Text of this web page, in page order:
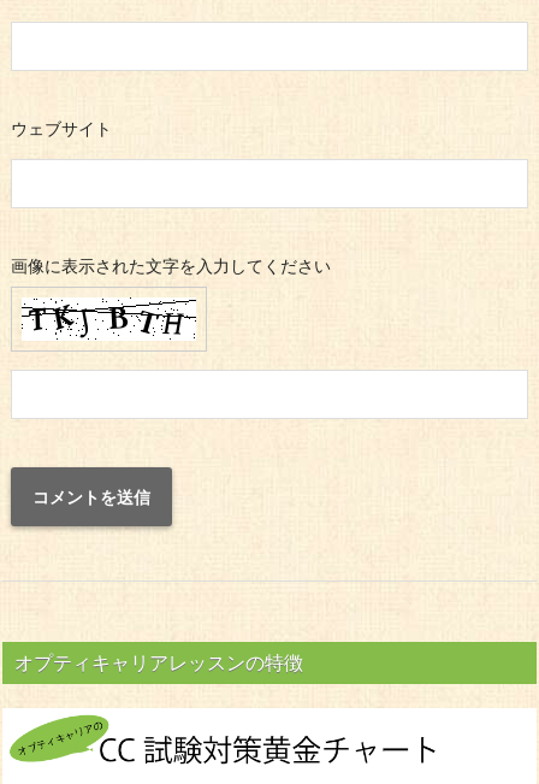
ウェブサイト
画像に表示された文字を入力してください
オプティキャリアレッスンの特徴